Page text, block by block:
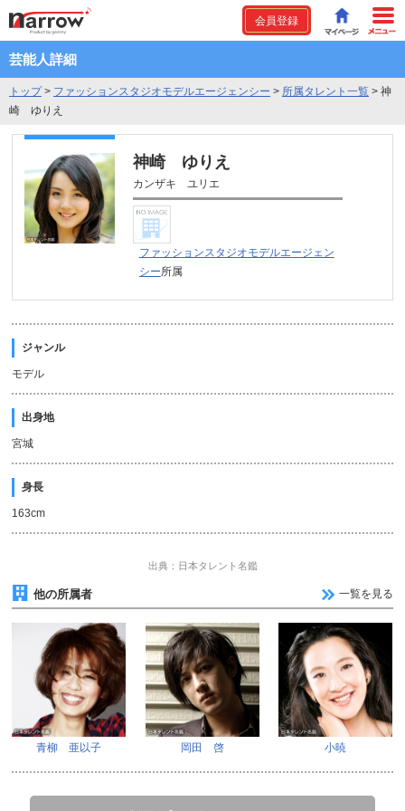
会員登録
芸能人詳細
トップ> ファッションスタジオモデルエージェンシー > 所属タレント一覧 > 神
崎 ゆりえ
神崎 ゆりえ
カンザキ ユリエ
ファッションスタジオモデルエージェン
シー所属
ジャンル
モデル
出身地
宮城
身長
163cm
出典：日本タレント名鑑
他の所属者 一覧を見る
青柳 亜以子 岡田 啓 小暁